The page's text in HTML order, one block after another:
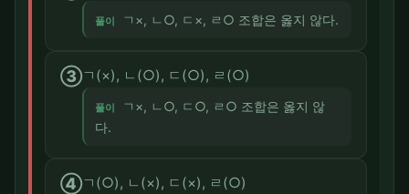
풀이 ㄱ×, ㄴ○, ㄷ×, ㄹ○ 조합은 옳지 않다.
③ㄱ(×), ㄴ(○), ㄷ(○), ㄹ(○)
풀이
ㄱ×, ㄴ○, ㄷ○, ㄹ○ 조합은 옳지 않
다.
④ㄱ(○), ㄴ(×), ㄷ(×), ㄹ(○)